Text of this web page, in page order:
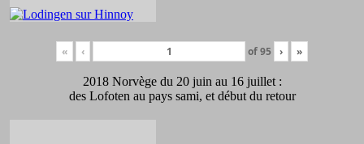
« ‹ of95 › »
2018 Norvège du 20 juin au 16 juillet :
des Lofoten au pays sami, et début du retour